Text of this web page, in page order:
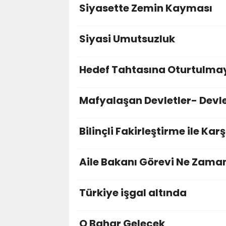
Siyasette Zemin Kayması
Siyasi Umutsuzluk
Hedef Tahtasına
Mafyalaşan Devletler-
Bilinçli Fakirleştirme ile
Aile Bakanı Görevi Ne
Türkiye işgal altında